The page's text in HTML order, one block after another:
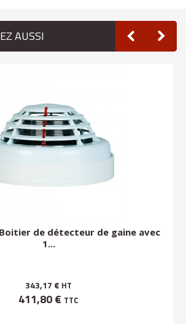
AUSSI
Boitier de détecteur de gaine avec
1...
343,17 € HT
411,80 € TTC